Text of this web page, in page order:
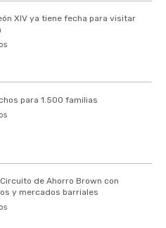
XIV ya tiene fecha para visitar
para 1.500 familias
de Ahorro Brown con
y mercados barriales